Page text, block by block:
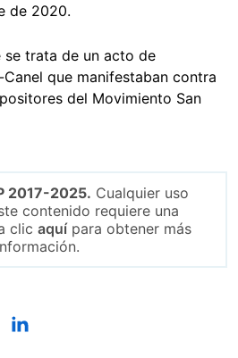
de 2020.
se trata de un acto de
que manifestaban contra
del Movimiento San
2017-2025. Cualquier uso
contenido requiere una
clic aquípara obtener más